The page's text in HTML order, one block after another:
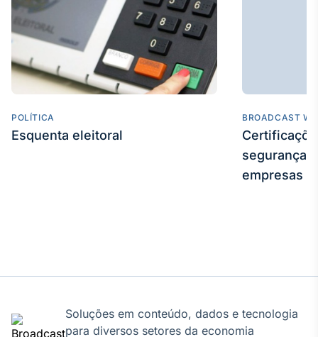
POLÍTICA
Esquenta eleitoral
BROADCAST
segurança
empresas
Soluções em conteúdo, dados e tecnologia
para diversos setores da economia